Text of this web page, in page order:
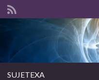
SUJETEXA